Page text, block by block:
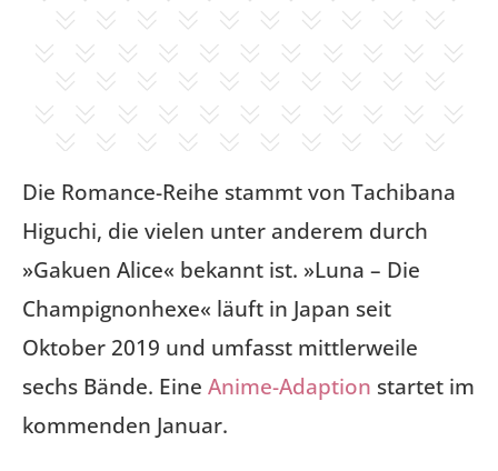
Die Romance-Reihe stammt von Tachibana
Higuchi, die vielen unter anderem durch
»Gakuen Alice« bekannt ist. »Luna – Die
Champignonhexe« läuft in Japan seit
Oktober 2019 und umfasst mittlerweile
sechs Bände. Eine Anime-Adaption startet im
kommenden Januar.